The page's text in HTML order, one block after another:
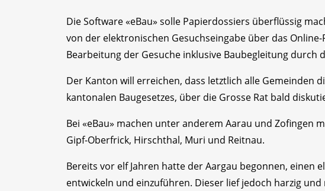
Die Software «eBau» solle Papierdossiers überflüssig
von der elektronischen Gesuchseingabe über das
Bearbeitung der Gesuche inklusive Baubegleitung durch
Der Kanton will erreichen, dass letztlich alle Gemeinden
kantonalen Baugesetzes, über die Grosse Rat bald
Bei «eBau» machen unter anderem Aarau und Zofingen
Gipf-Oberfrick, Hirschthal, Muri und Reitnau.
Bereits vor elf Jahren hatte der Aargau begonnen, einen
entwickeln und einzuführen. Dieser lief jedoch harzig